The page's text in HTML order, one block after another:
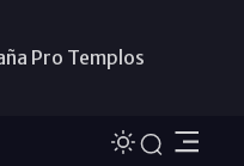
Pro Templos